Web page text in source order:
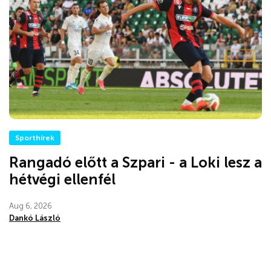
Sporthírek
Rangadó előtt a Szpari - a Loki lesz a
hétvégi ellenfél
Aug 6, 2026
Dankó László